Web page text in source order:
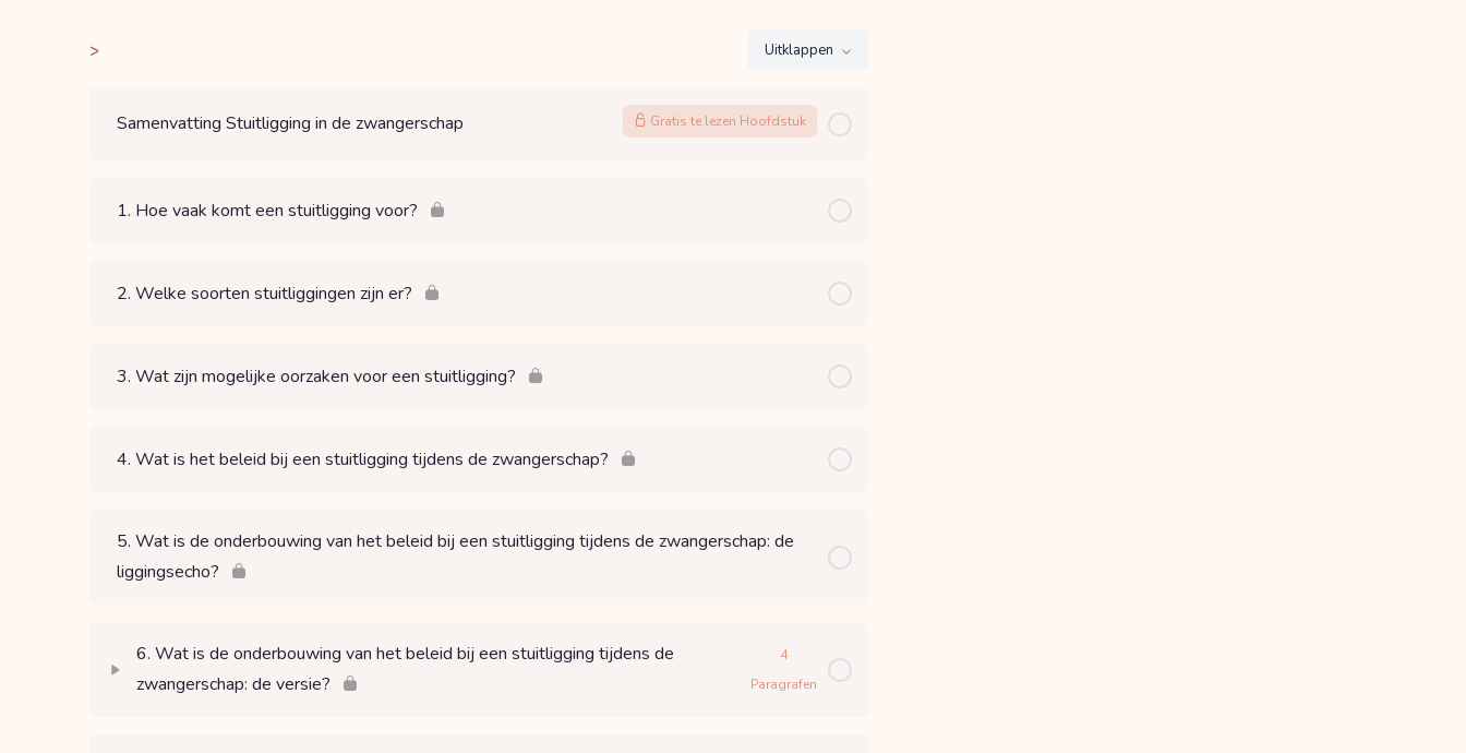
> Uitklappen
Samenvatting Stuitligging in de zwangerschap Gratis te lezen Hoofdstuk
1. Hoe vaak komt een stuitligging voor?
2. Welke soorten stuitliggingen zijn er?
3. Wat zijn mogelijke oorzaken voor een stuitligging?
4. Wat is het beleid bij een stuitligging tijdens de zwangerschap?
5. Wat is de onderbouwing van het beleid bij een stuitligging tijdens de zwangerschap: de
liggingsecho?
6. Wat is de onderbouwing van het beleid bij een stuitligging tijdens de
zwangerschap: de versie?
4
Paragrafen